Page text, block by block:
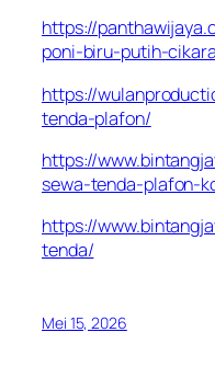
https://
poni-biru-putih-
https://
tenda-plafon/
https://
sewa-tenda-plafon-
https://
tenda/
Mei 15, 2026